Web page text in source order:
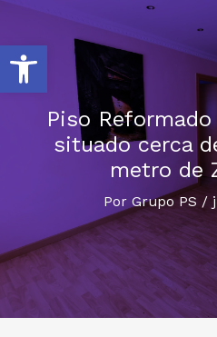
Abrir barra de herramientas
Piso
situado cerca
metro de
Por Grupo PS /